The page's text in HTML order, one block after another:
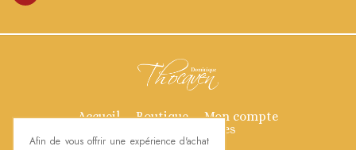
Accueil Boutique
Mon compte
Mentions légales
Afin de vous offrir une expérience d'achat